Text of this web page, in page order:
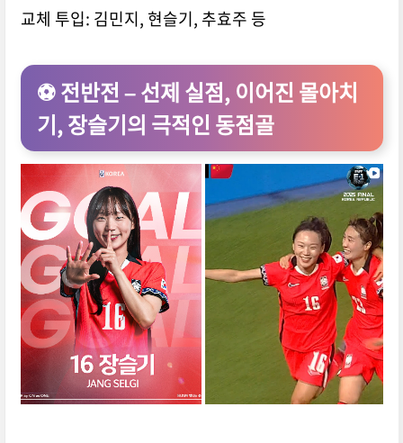
교체 투입: 김민지, 현슬기, 추효주 등
⚽ 전반전 – 선제 실점, 이어진 몰아치
기, 장슬기의 극적인 동점골